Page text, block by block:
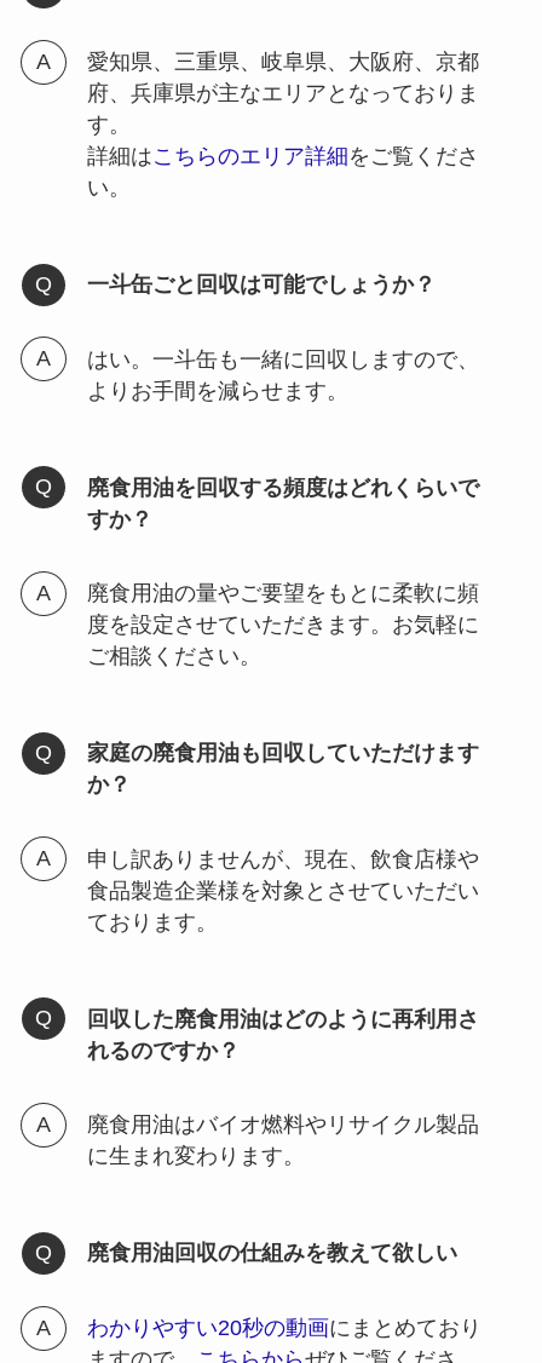
愛知県、三重県、岐阜県、大阪府、京都
府、兵庫県が主なエリアとなっておりま
す。
詳細はこちらのエリア詳細をご覧くださ
い。
一斗缶ごと回収は可能でしょうか？
はい。一斗缶も一緒に回収しますので、
よりお手間を減らせます。
廃食用油を回収する頻度はどれくらいで
すか？
廃食用油の量やご要望をもとに柔軟に頻
度を設定させていただきます。お気軽に
ご相談ください。
家庭の廃食用油も回収していただけます
か？
申し訳ありませんが、現在、飲食店様や
食品製造企業様を対象とさせていただい
ております。
回収した廃食用油はどのように再利用さ
れるのですか？
廃食用油はバイオ燃料やリサイクル製品
に生まれ変わります。
廃食用油回収の仕組みを教えて欲しい
わかりやすい20秒の動画にまとめており